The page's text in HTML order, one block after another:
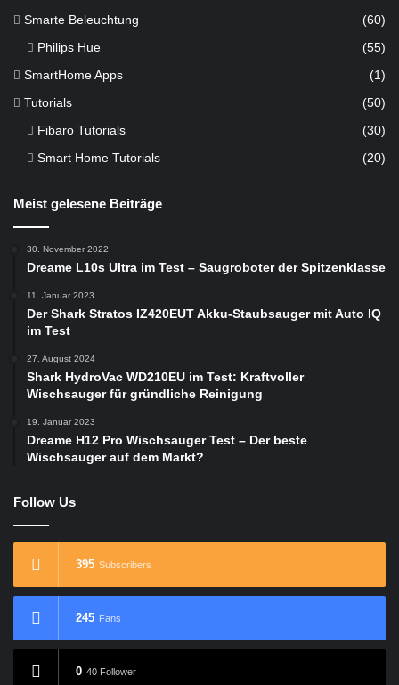
Smarte Beleuchtung (60)
Philips Hue (55)
SmartHome Apps (1)
Tutorials (50)
Fibaro Tutorials
(30)
Smart Home Tutorials
(20)
Meist gelesene Beiträge
30. November 2022
Dreame L10s Ultra im Test – Saugroboter der Spitzenklasse
11. Januar 2023
Der Shark Stratos IZ420EUT Akku-Staubsauger mit Auto IQ
im Test
27. August 2024
Shark HydroVac WD210EU im Test: Kraftvoller
Wischsauger für gründliche Reinigung
19. Januar 2023
Dreame H12 Pro Wischsauger Test – Der beste
Wischsauger auf dem Markt?
Follow Us
395 Subscribers
245 Fans
0 40 Follower